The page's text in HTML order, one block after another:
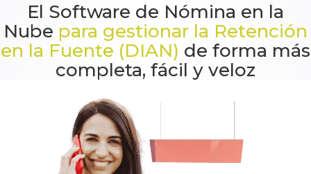
El Software de Nómina en la
Nube para gestionar la Retención
en la Fuente (DIAN) de forma más
completa, fácil y veloz